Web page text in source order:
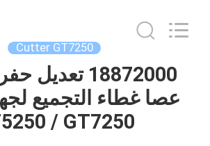
الصفحة
الرئيسية
EQUIPMENT
CO.,LTD.
Cutter GT7250
18872000
عصا غطاء التجميع
/ GT7250